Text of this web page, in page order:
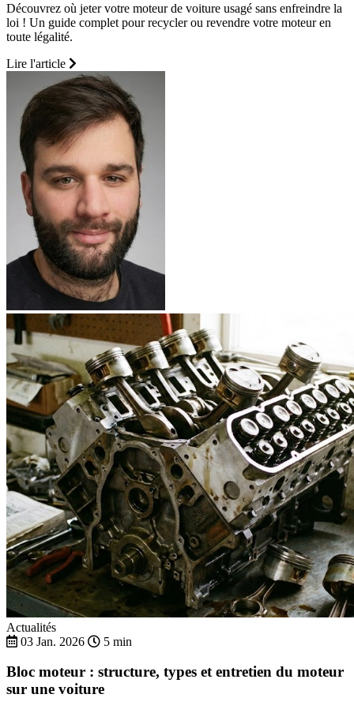
Découvrez où jeter votre moteur de voiture usagé sans enfreindre la
loi ! Un guide complet pour recycler ou revendre votre moteur en
toute légalité.
Lire l'article
Actualités
03 Jan. 2026
5 min
Bloc moteur : structure, types et entretien du moteur
sur une voiture